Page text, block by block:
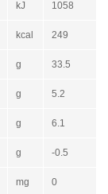
kJ 1058
kcal 249
g 33.5
g 5.2
g 6.1
g -0.5
mg 0